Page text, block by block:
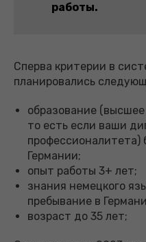
работы.
Сперва критерии в
планировались
образование
то есть если ваши
профессионалитета)
Германии;
опыт работы 3+ лет;
знания немецкого
пребывание в
возраст до 35 лет;